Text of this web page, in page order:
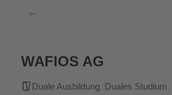
WAFIOS AG
Dua­le Aus­bil­dung Dua­les Stu­di­um